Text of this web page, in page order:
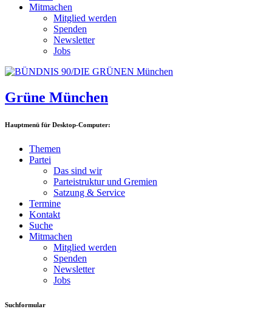
Mitmachen
Mitglied werden
Spenden
Newsletter
Jobs
Grüne München
Hauptmenü für Desktop-Computer:
Themen
Partei
Das sind wir
Parteistruktur und Gremien
Satzung & Service
Termine
Kontakt
Suche
Mitmachen
Mitglied werden
Spenden
Newsletter
Jobs
Suchformular